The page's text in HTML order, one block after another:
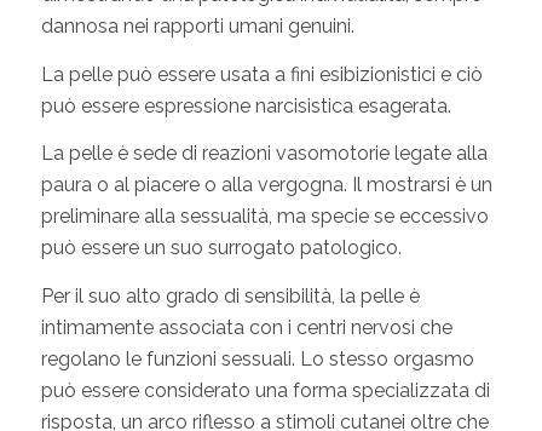
dannosa nei rapporti umani genuini.
La pelle può essere usata a fini esibizionistici e ciò
può essere espressione narcisistica esagerata.
La pelle è sede di reazioni vasomotorie legate alla
paura o al piacere o alla vergogna. Il mostrarsi è un
preliminare alla sessualità, ma specie se eccessivo
può essere un suo surrogato patologico.
Per il suo alto grado di sensibilità, la pelle è
intimamente associata con i centri nervosi che
regolano le funzioni sessuali. Lo stesso orgasmo
può essere considerato una forma specializzata di
risposta, un arco riflesso a stimoli cutanei oltre che